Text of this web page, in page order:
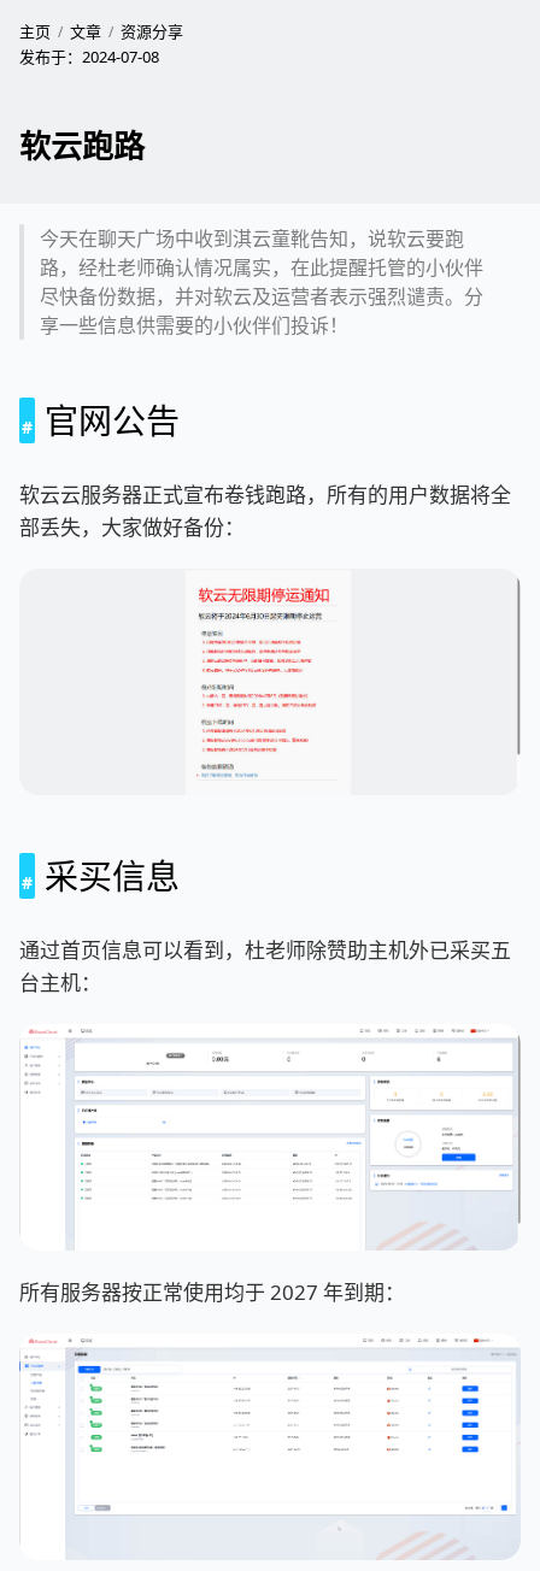
主页 文章
资源分享
发布于： 2024-07-08
软云跑路
今天在聊天广场中收到淇云童靴告知，说软云要跑
路，经杜老师确认情况属实，在此提醒托管的小伙伴
尽快备份数据，并对软云及运营者表示强烈谴责。分
享一些信息供需要的小伙伴们投诉！
官网公告
软云云服务器正式宣布卷钱跑路，所有的用户数据将全
部丢失，大家做好备份：
采买信息
通过首页信息可以看到，杜老师除赞助主机外已采买五
台主机：
所有服务器按正常使用均于 2027 年到期：